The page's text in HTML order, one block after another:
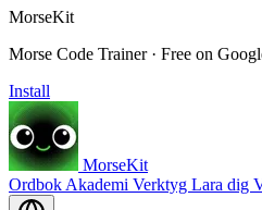
MorseKit
Morse Code Trainer · Free on
Install
MorseKit
Ordbok Akademi Verktyg Lara dig